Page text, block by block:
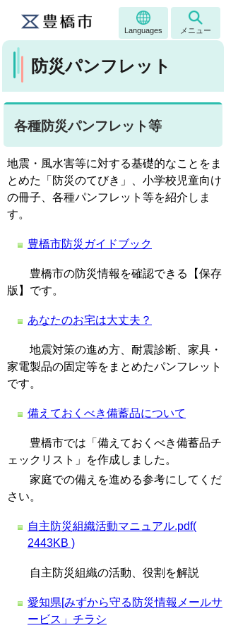
Languages メニュー
防災パンフレット
各種防災パンフレット等
地震・風水害等に対する基礎的なことをま
とめた「防災のてびき」、小学校児童向け
の冊子、各種パンフレット等を紹介しま
す。
豊橋市防災ガイドブック
豊橋市の防災情報を確認できる【保存
版】です。
あなたのお宅は大丈夫？
地震対策の進め方、耐震診断、家具・
家電製品の固定等をまとめたパンフレット
です。
備えておくべき備蓄品について
豊橋市では「備えておくべき備蓄品チ
ェックリスト」を作成しました。
家庭での備えを進める参考にしてくだ
さい。
自主防災組織活動マニュアル.pdf(
2443KB )
自主防災組織の活動、役割を解説
愛知県[みずから守る防災情報メールサ
ービス」チラシ